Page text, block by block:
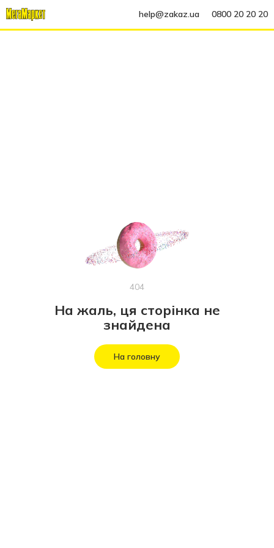
help@zakaz.ua 0800 20 20 20
404
На жаль, ця сторінка не
знайдена
На головну